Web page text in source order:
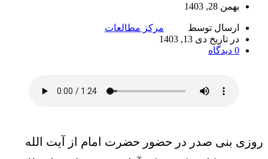
بهمن 28, 1403
ارسال توسط
مرکز مطالعات
در تاریخ دی 13, 1403
0 دیدگاه
روزی بنی صدر در حضور حضرت امام از آیت الله